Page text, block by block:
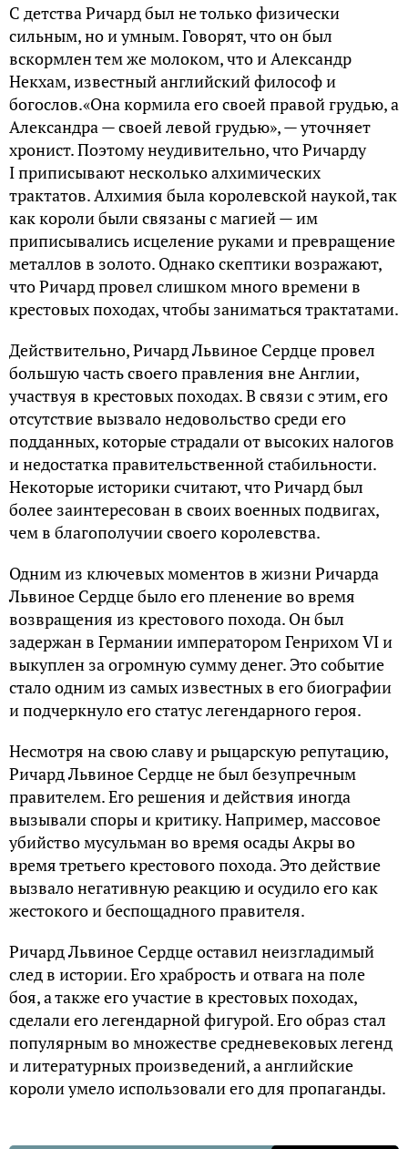
С детства Ричард был не только физически
сильным, но и умным. Говорят, что он был
вскормлен тем же молоком, что и Александр
Некхам, известный английский философ и
богослов.«Она кормила его своей правой грудью, а
Александра — своей левой грудью», — уточняет
хронист. Поэтому неудивительно, что Ричарду
I приписывают несколько алхимических
трактатов. Алхимия была королевской наукой, так
как короли были связаны с магией — им
приписывались исцеление руками и превращение
металлов в золото. Однако скептики возражают,
что Ричард провел слишком много времени в
крестовых походах, чтобы заниматься трактатами.
Действительно, Ричард Львиное Сердце провел
большую часть своего правления вне Англии,
участвуя в крестовых походах. В связи с этим, его
отсутствие вызвало недовольство среди его
подданных, которые страдали от высоких налогов
и недостатка правительственной стабильности.
Некоторые историки считают, что Ричард был
более заинтересован в своих военных подвигах,
чем в благополучии своего королевства.
Одним из ключевых моментов в жизни Ричарда
Львиное Сердце было его пленение во время
возвращения из крестового похода. Он был
задержан в Германии императором Генрихом VI и
выкуплен за огромную сумму денег. Это событие
стало одним из самых известных в его биографии
и подчеркнуло его статус легендарного героя.
Несмотря на свою славу и рыцарскую репутацию,
Ричард Львиное Сердце не был безупречным
правителем. Его решения и действия иногда
вызывали споры и критику. Например, массовое
убийство мусульман во время осады Акры во
время третьего крестового похода. Это действие
вызвало негативную реакцию и осудило его как
жестокого и беспощадного правителя.
Ричард Львиное Сердце оставил неизгладимый
след в истории. Его храбрость и отвага на поле
боя, а также его участие в крестовых походах,
сделали его легендарной фигурой. Его образ стал
популярным во множестве средневековых легенд
и литературных произведений, а английские
короли умело использовали его для пропаганды.